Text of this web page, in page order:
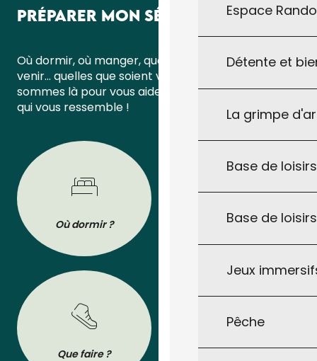
Espace
Détente et
La grimpe
Base de
Base de
Jeux
Pêche
PRÉPARER MON SÉJOUR
Où dormir, où manger, quoi faire ou comment
venir… quelles que soient vos questions, nous
sommes là pour vous aider à organiser un séjour
qui vous ressemble !
Où dormir ? Où manger ?
Que faire ?
BROCHURES